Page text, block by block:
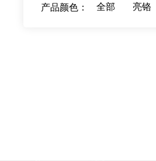
产品颜色： 全部 亮铬